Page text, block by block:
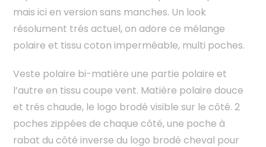
mais ici en version sans manches. Un look
résolument trés actuel, on adore ce mélange
polaire et tissu coton imperméable, multi poches.
Veste polaire bi-matière une partie polaire et
l’autre en tissu coupe vent. Matière polaire douce
et trés chaude, le logo brodé visible sur le côté. 2
poches zippées de chaque côté, une poche à
rabat du côté inverse du logo brodé cheval pour